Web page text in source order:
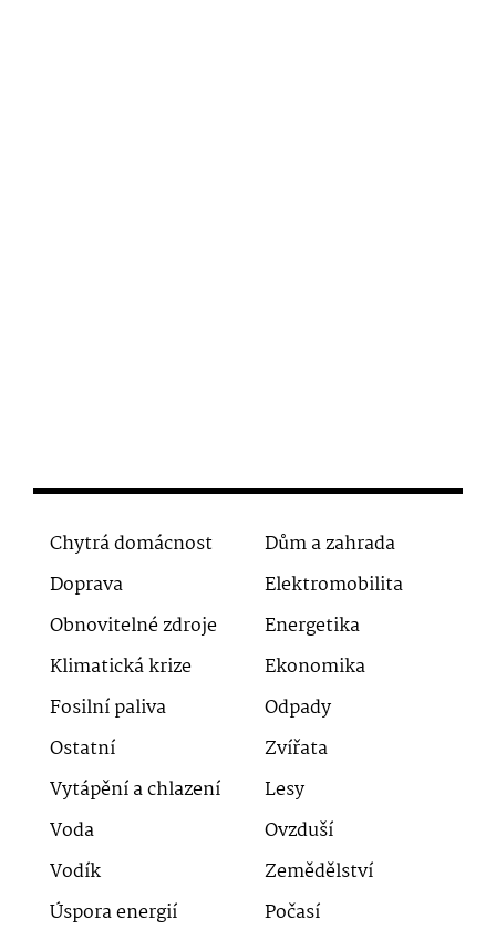
Chytrá domácnost
Dům a zahrada
Doprava
Elektromobilita
Obnovitelné zdroje
Energetika
Klimatická krize
Ekonomika
Fosilní paliva
Odpady
Ostatní
Zvířata
Vytápění a chlazení
Lesy
Voda
Ovzduší
Vodík
Zemědělství
Úspora energií
Počasí